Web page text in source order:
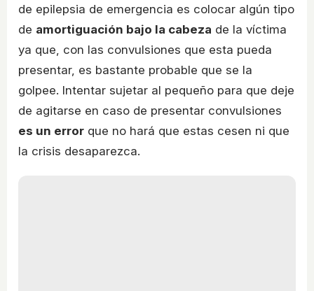
de epilepsia de emergencia es colocar algún tipo
de amortiguación bajo la cabeza de la víctima
ya que, con las convulsiones que esta pueda
presentar, es bastante probable que se la
golpee. Intentar sujetar al pequeño para que deje
de agitarse en caso de presentar convulsiones
es un error que no hará que estas cesen ni que
la crisis desaparezca.